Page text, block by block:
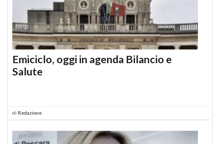
Emiciclo, oggi in agenda Bilancio e
Salute
di Redazione